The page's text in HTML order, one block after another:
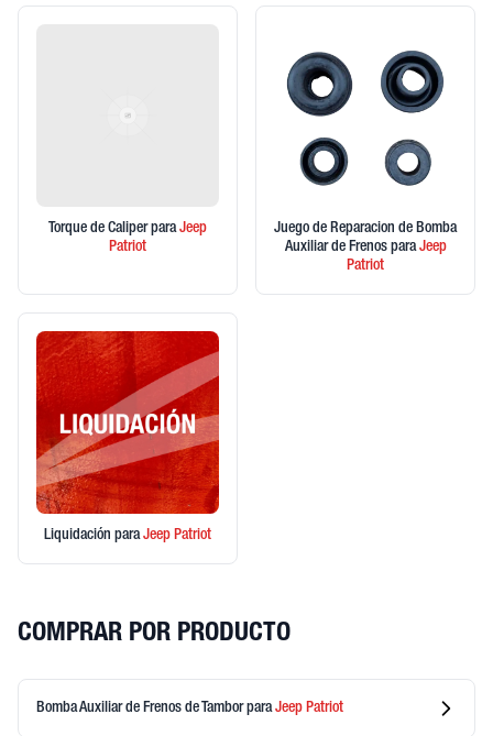
Torque de Caliper paraJeep
Patriot
Juego de Reparacion de Bomba
Auxiliar de Frenos paraJeep
Patriot
Liquidación paraJeep Patriot
COMPRAR POR PRODUCTO
Bomba Auxiliar de Frenos de TamborparaJeep Patriot